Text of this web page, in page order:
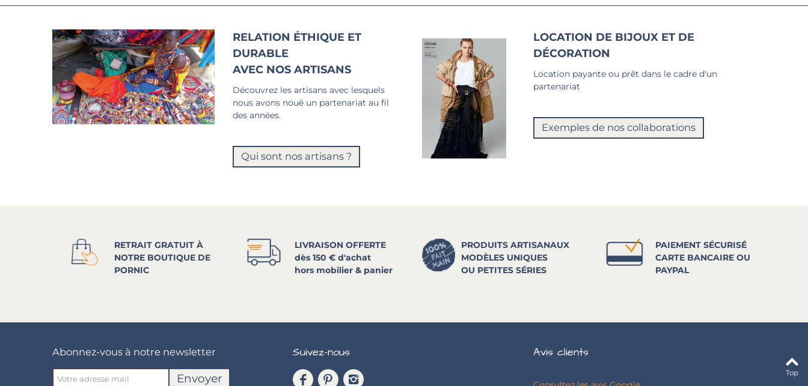
RELATION ÉTHIQUE ET
DURABLE
AVEC NOS ARTISANS
Découvrez les artisans avec lesquels
nous avons noué un partenariat au fil
des années.
Qui sont nos artisans ?
LOCATION DE BIJOUX ET DE
DÉCORATION
Location payante ou prêt dans le cadre d'un
partenariat
Exemples de nos collaborations
RETRAIT GRATUIT À
NOTRE BOUTIQUE DE
PORNIC
LIVRAISON OFFERTE
dès 150 € d'achat
hors mobilier & panier
PRODUITS ARTISANAUX
MODÈLES UNIQUES
OU PETITES SÉRIES
PAIEMENT SÉCURISÉ
CARTE BANCAIRE OU
PAYPAL
Abonnez-vous à notre newsletter
Envoyer
Suivez-nous Avis clients
Top